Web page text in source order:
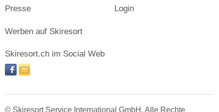
Presse Login
Werben auf Skiresort
Skiresort.ch im Social Web
facebooknewsletter
© Skiresort Service International GmbH. Alle Rechte